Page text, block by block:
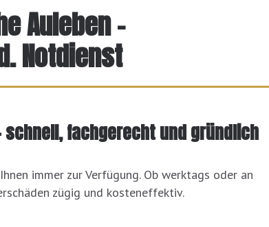
Auleben -
Notdienst
schnell, fachgerecht und gründlich
immer zur Verfügung. Ob werktags oder an
zügig und kosteneffektiv.